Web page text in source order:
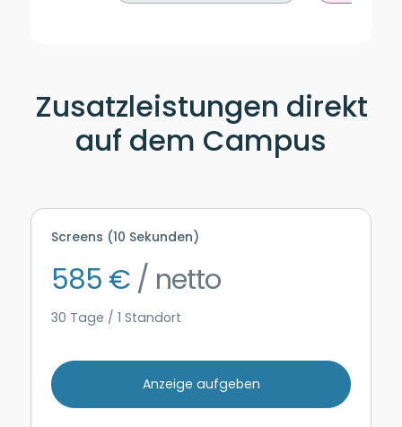
Zusatzleistungen direkt
auf dem Campus
Screens (10 Sekunden)
585 € / netto
30 Tage / 1 Standort
Anzeige aufgeben